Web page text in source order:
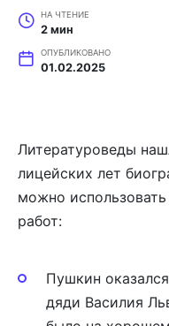
НА ЧТЕНИЕ
2 мин
ОПУБЛИКОВАНО
01.02.2025
Литературоведы
лицейских лет
можно
работ:
Пушкин
дяди Василия